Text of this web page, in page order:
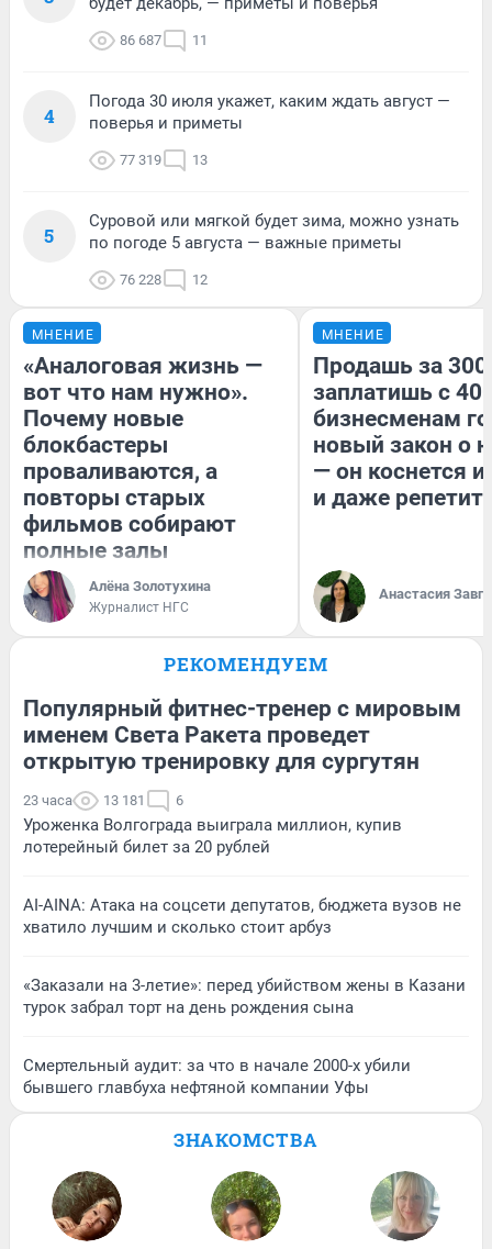
86 687 11
4
Погода 30 июля укажет, каким ждать август —
поверья и приметы
77 319 13
5
Суровой или мягкой будет зима, можно узнать
по погоде 5 августа — важные приметы
76 228 12
МНЕНИЕ
«Аналоговая жизнь —
вот что нам нужно».
Почему новые
блокбастеры
проваливаются, а
повторы старых
фильмов собирают
полные залы
Алёна Золотухина
Журналист НГС
МНЕНИЕ
Продашь за
заплатишь с
бизнесменам
новый закон о
— он коснется
и даже
Анастасия
РЕКОМЕНДУЕМ
Популярный фитнес-тренер с мировым
именем Света Ракета проведет
открытую тренировку для сургутян
23 часа 13 181 6
Уроженка Волгограда выиграла миллион, купив
лотерейный билет за 20 рублей
AI-AINA: Атака на соцсети депутатов, бюджета вузов не
хватило лучшим и сколько стоит арбуз
«Заказали на 3-летие»: перед убийством жены в Казани
турок забрал торт на день рождения сына
Смертельный аудит: за что в начале 2000-х убили
бывшего главбуха нефтяной компании Уфы
ЗНАКОМСТВА